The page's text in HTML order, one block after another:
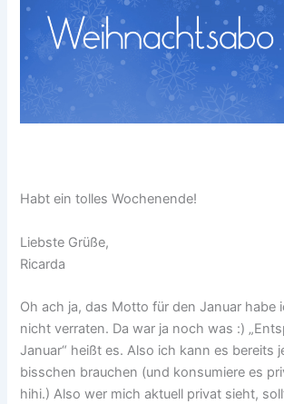
Habt ein tolles Wochenende!
Liebste Grüße,
Ricarda
Oh ach ja, das Motto für den Januar habe
nicht verraten. Da war ja noch was :)
Januar“ heißt es. Also ich kann es bereits
bisschen brauchen (und konsumiere es
hihi.) Also wer mich aktuell privat sieht,